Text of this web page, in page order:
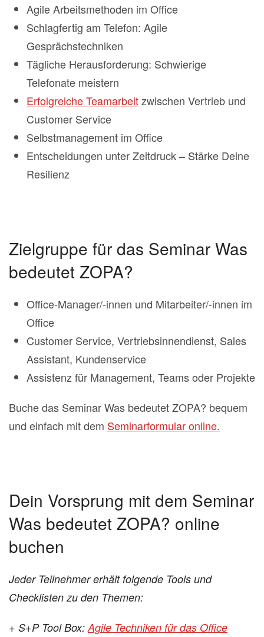
Agile Arbeitsmethoden im Office
Schlagfertig am Telefon: Agile
Gesprächstechniken
Tägliche Herausforderung: Schwierige
Telefonate meistern
Erfolgreiche Teamarbeitzwischen Vertrieb und
Customer Service
Selbstmanagement im Office
Entscheidungen unter Zeitdruck – Stärke Deine
Resilienz
Zielgruppe für das Seminar Was
bedeutet ZOPA?
Office-Manager/-innen und Mitarbeiter/-innen im
Office
Customer Service, Vertriebsinnendienst, Sales
Assistant, Kundenservice
Assistenz für Management, Teams oder Projekte
Buche das Seminar Was bedeutet ZOPA? bequem
und einfach mit dem Seminarformular online.
Dein Vorsprung mit dem Seminar
Was bedeutet ZOPA? online
buchen
Jeder Teilnehmer erhält folgende Tools und
Checklisten zu den Themen:
+ S+P Tool Box: Agile Techniken für das Office